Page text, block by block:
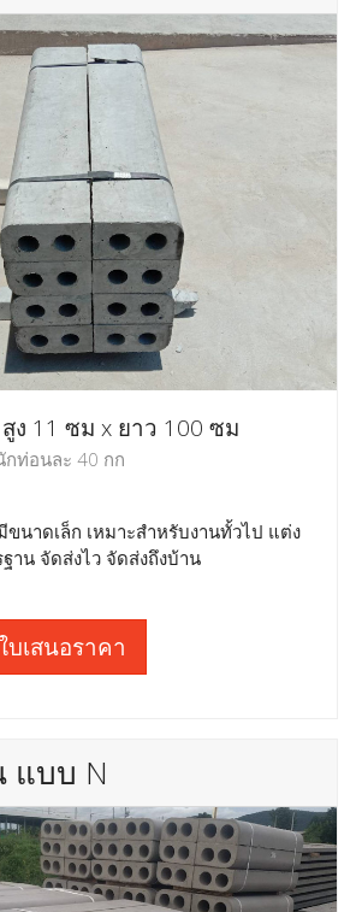
ง 11 ซม x ยาว 100 ซม
ท่อนละ 40 กก
นาดเล็ก เหมาะสำหรับงานทั้วไป แต่ง
าน จัดส่งไว จัดส่งถึงบ้าน
เสนอราคา
แบบ N